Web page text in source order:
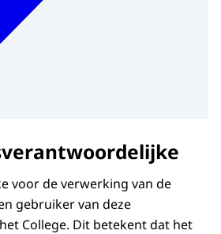
voor de verwerking van de
gebruiker van deze
College. Dit betekent dat het